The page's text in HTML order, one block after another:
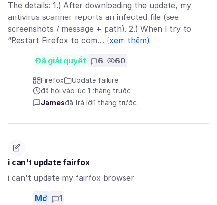
The details: 1.) After downloading the update, my
antivirus scanner reports an infected file (see
screenshots / message + path). 2.) When I try to
“Restart Firefox to com… (xem thêm)
Đã giải quyết 6 60
Firefox
Update failure
đã hỏi vào lúc 1 tháng trước
Jamesđã trả lời1 tháng trước
i can't update fairfox
i can't update my fairfox browser
Mở 1